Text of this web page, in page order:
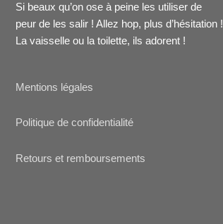
Si beaux qu’on ose à peine les utiliser de
peur de les salir ! Allez hop, plus d’hésitation !
La vaisselle ou la toilette, ils adorent !
Mentions légales
Politique de confidentialité
Retours et remboursements